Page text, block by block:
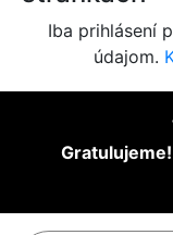
Iba prihlásení
údajom.
Gratulujeme!